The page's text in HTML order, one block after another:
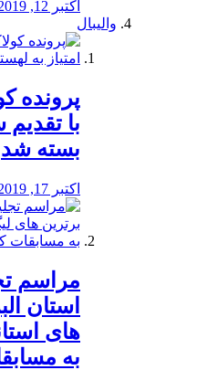
اکتبر 12, 2019
والیبال
پرونده
با تقدیم
بسته شد
اکتبر 17, 2019
مراسم
استان
های
به